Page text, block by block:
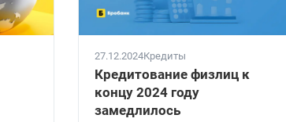
27.12.2024Кредиты
Кредитование физлиц к
концу 2024 году
замедлилось